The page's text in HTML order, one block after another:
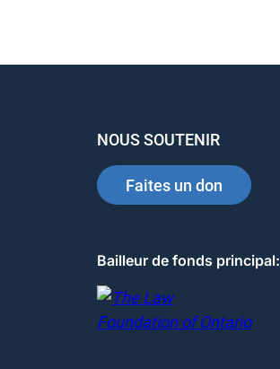
e
o
o
k
e
n
e
NOUS SOUTENIR
Faites un don
Bailleur de fonds principal: